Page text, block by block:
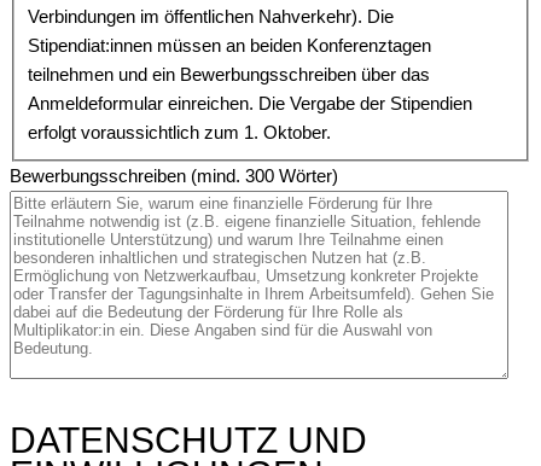
Verbindungen im öffentlichen Nahverkehr). Die
Stipendiat:innen müssen an beiden Konferenztagen
teilnehmen und ein Bewerbungsschreiben über das
Anmeldeformular einreichen. Die Vergabe der Stipendien
erfolgt voraussichtlich zum 1. Oktober.
Bewerbungsschreiben (mind. 300 Wörter)
DATENSCHUTZ UND